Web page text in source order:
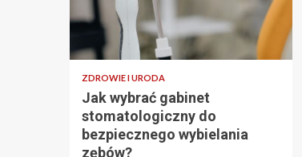
ZDROWIE I URODA
Jak wybrać gabinet
stomatologiczny do
bezpiecznego wybielania
zębów?